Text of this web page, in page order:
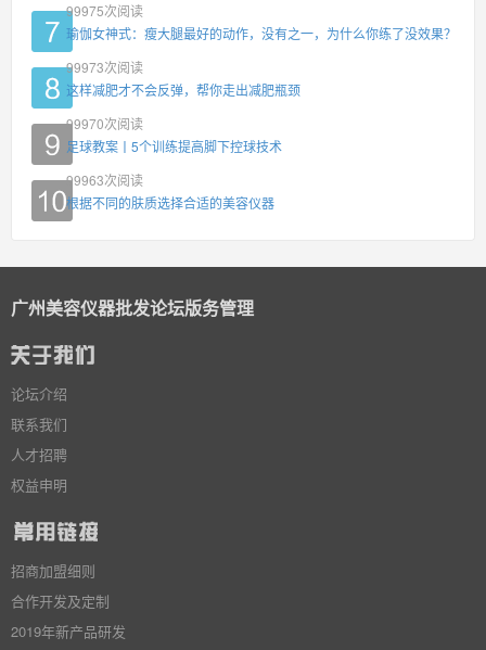
99975次阅读
瑜伽女神式：瘦大腿最好的动作，没有之一，为什么你练了没效果？
99973次阅读
这样减肥才不会反弹，帮你走出减肥瓶颈
99970次阅读
足球教案丨5个训练提高脚下控球技术
99963次阅读
根据不同的肤质选择合适的美容仪器
广州美容仪器批发论坛版务管理
论坛介绍
联系我们
人才招聘
权益申明
招商加盟细则
合作开发及定制
2019年新产品研发